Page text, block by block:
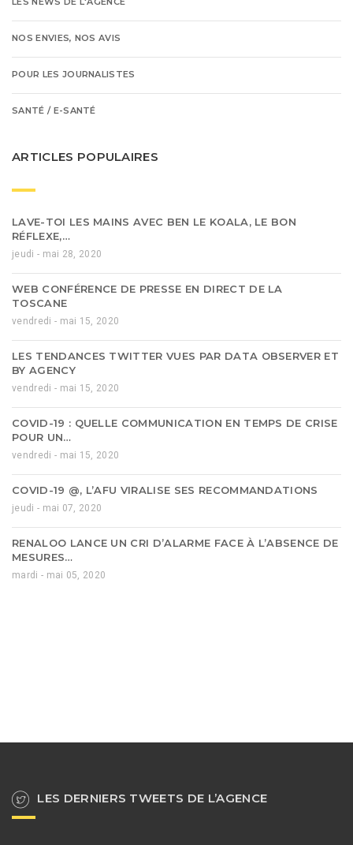
NOS ENVIES, NOS AVIS
POUR LES JOURNALISTES
SANTÉ / E-SANTÉ
ARTICLES POPULAIRES
LAVE-TOI LES MAINS AVEC BEN LE KOALA, LE BON
RÉFLEXE,…
jeudi - mai 28, 2020
WEB CONFÉRENCE DE PRESSE EN DIRECT DE LA
TOSCANE
vendredi - mai 15, 2020
LES TENDANCES TWITTER VUES PAR DATA OBSERVER ET
BY AGENCY
vendredi - mai 15, 2020
COVID-19 : QUELLE COMMUNICATION EN TEMPS DE CRISE
POUR UN…
vendredi - mai 15, 2020
COVID-19 @, L’AFU VIRALISE SES RECOMMANDATIONS
jeudi - mai 07, 2020
RENALOO LANCE UN CRI D’ALARME FACE À L’ABSENCE DE
MESURES…
mardi - mai 05, 2020
LES DERNIERS TWEETS DE L’AGENCE